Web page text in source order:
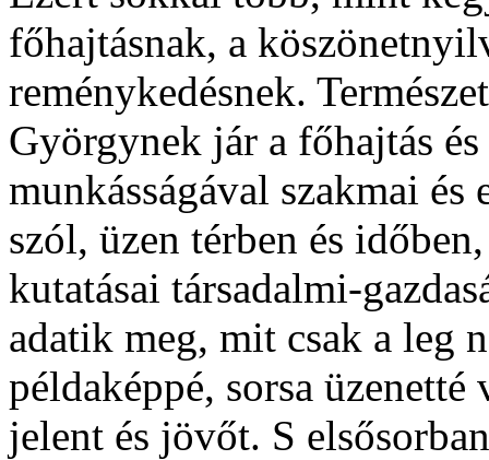
főhajtásnak, a
reménykedésnek.
Györgynek jár a főhajtás
munkásságával szakmai és
szól, üzen térben és
kutatásai társadalmi-
adatik meg, mit csak a leg
példaképpé, sorsa
jelent és jövőt. S